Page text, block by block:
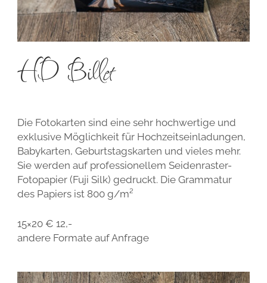
HD Billet
Die Fotokarten sind eine sehr hochwertige und
exklusive Möglichkeit für Hochzeitseinladungen,
Babykarten, Geburtstagskarten und vieles mehr.
Sie werden auf professionellem Seidenraster-
Fotopapier (Fuji Silk) gedruckt. Die Grammatur
des Papiers ist 800 g/m²
15×20 € 12,-
andere Formate auf Anfrage